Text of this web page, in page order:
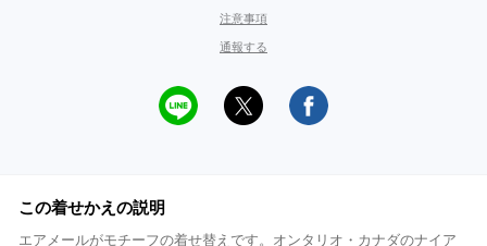
注意事項
通報する
この着せかえの説明
エアメールがモチーフの着せ替えです。オンタリオ・カナダのナイア